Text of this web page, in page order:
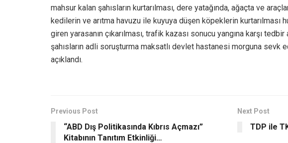
mahsur kalan şahısların kurtarılması, dere yatağında, ağaçta ve
kedilerin ve arıtma havuzu ile kuyuya düşen köpeklerin kurtarılması
giren yarasanın çıkarılması, trafik kazası sonucu yangına karşı tedbir
şahısların adli soruşturma maksatlı devlet hastanesi morguna sevk
açıklandı.
Previous Post
“ABD Dış Politikasında Kıbrıs Açmazı”
Kitabının Tanıtım Etkinliği…
Next Post
TDP ile